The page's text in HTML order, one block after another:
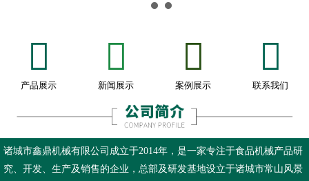

产品展示

新闻展示

案例展示

联系我们
诸城市鑫鼎机械有限公司成立于2014年，是一家专注于食品机械产品研
究、开发、生产及销售的企业，总部及研发基地设立于诸城市常山风景